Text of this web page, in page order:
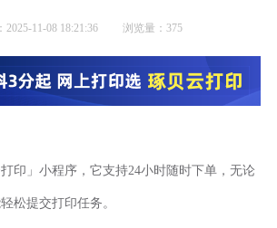
11-08 18:21:36 浏览量：375
印」小程序，它支持24小时随时下单，无论
松提交打印任务。